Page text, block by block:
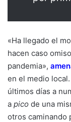
«Ha llegado el
hacen caso
pandemia»,
en el medio
últimos días a
a pico de una
otros caminando